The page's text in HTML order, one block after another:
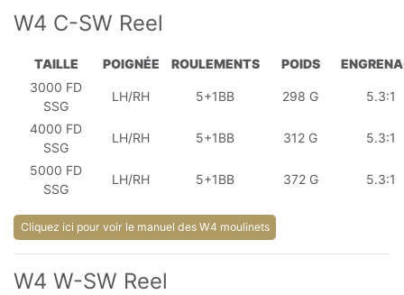
W4 C-SW Reel
TAILLE POIGNÉE ROULEMENTS POIDS
3000 FD
SSG
LH/RH 5+1BB 298 G 5.3:1
4000 FD
SSG
LH/RH 5+1BB 312 G 5.3:1
5000 FD
SSG
LH/RH 5+1BB 372 G 5.3:1
Cliquez ici pour voir le manuel des W4 moulinets
W4 W-SW Reel